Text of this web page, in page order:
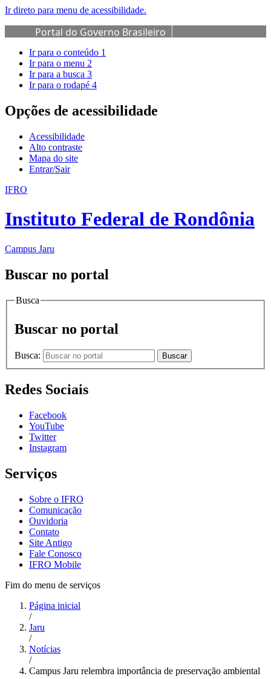
Ir direto para menu de acessibilidade.
Portal do Governo Brasileiro
Ir para o conteúdo 1
Ir para o menu 2
Ir para a busca 3
Ir para o rodapé 4
Opções de acessibilidade
Acessibilidade
Alto contraste
Mapa do site
Entrar/Sair
IFRO
Instituto Federal de Rondônia
Campus Jaru
Buscar no portal
Busca
Buscar no portal
Busca: Buscar
Redes Sociais
Facebook
YouTube
Twitter
Instagram
Serviços
Sobre o IFRO
Comunicação
Ouvidoria
Contato
Site Antigo
Fale Conosco
IFRO Mobile
Fim do menu de serviços
Página inicial
/
Jaru
/
Notícias
/
Campus Jaru relembra importância de preservação ambiental